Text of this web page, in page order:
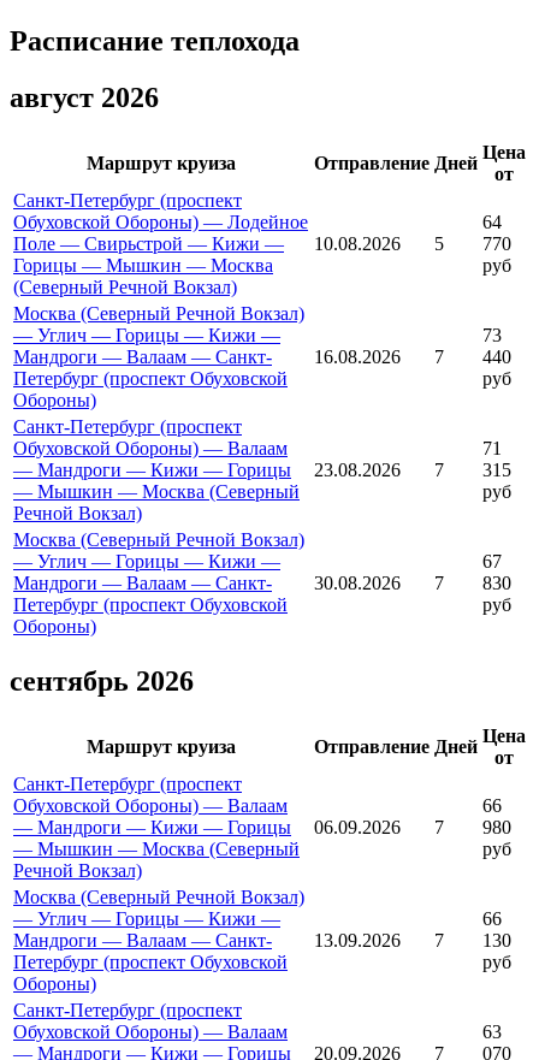
Расписание теплохода
август 2026
Маршрут круиза Отправление Дней
Цена
от
Санкт-Петербург (проспект
Обуховской Обороны) — Лодейное
Поле — Свирьстрой — Кижи —
Горицы — Мышкин — Москва
(Северный Речной Вокзал)
10.08.2026 5
64
770
руб
Москва (Северный Речной Вокзал)
— Углич — Горицы — Кижи —
Мандроги — Валаам — Санкт-
Петербург (проспект Обуховской
Обороны)
16.08.2026 7
73
440
руб
Санкт-Петербург (проспект
Обуховской Обороны) — Валаам
— Мандроги — Кижи — Горицы
— Мышкин — Москва (Северный
Речной Вокзал)
23.08.2026 7
71
315
руб
Москва (Северный Речной Вокзал)
— Углич — Горицы — Кижи —
Мандроги — Валаам — Санкт-
Петербург (проспект Обуховской
Обороны)
30.08.2026 7
67
830
руб
сентябрь 2026
Маршрут круиза Отправление Дней
Цена
от
Санкт-Петербург (проспект
Обуховской Обороны) — Валаам
— Мандроги — Кижи — Горицы
— Мышкин — Москва (Северный
Речной Вокзал)
06.09.2026 7
66
980
руб
Москва (Северный Речной Вокзал)
— Углич — Горицы — Кижи —
Мандроги — Валаам — Санкт-
Петербург (проспект Обуховской
Обороны)
13.09.2026 7
66
130
руб
Санкт-Петербург (проспект
Обуховской Обороны) — Валаам
— Мандроги — Кижи — Горицы
20.09.2026 7
63
070